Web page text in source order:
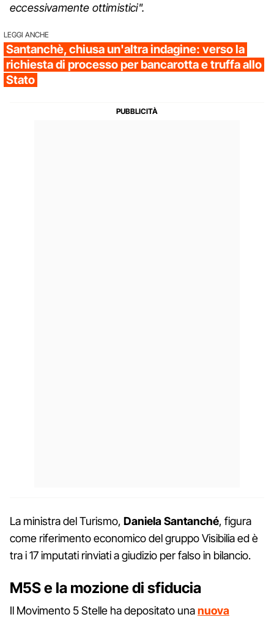
eccessivamente ottimistici".
LEGGI ANCHE
Santanchè, chiusa un'altra indagine: verso la
richiesta di processo per bancarotta e truffa allo
Stato
La ministra del Turismo, Daniela Santanché, figura
come riferimento economico del gruppo Visibilia ed è
tra i 17 imputati rinviati a giudizio per falso in bilancio.
M5S e la mozione di sfiducia
Il Movimento 5 Stelle ha depositato unanuova